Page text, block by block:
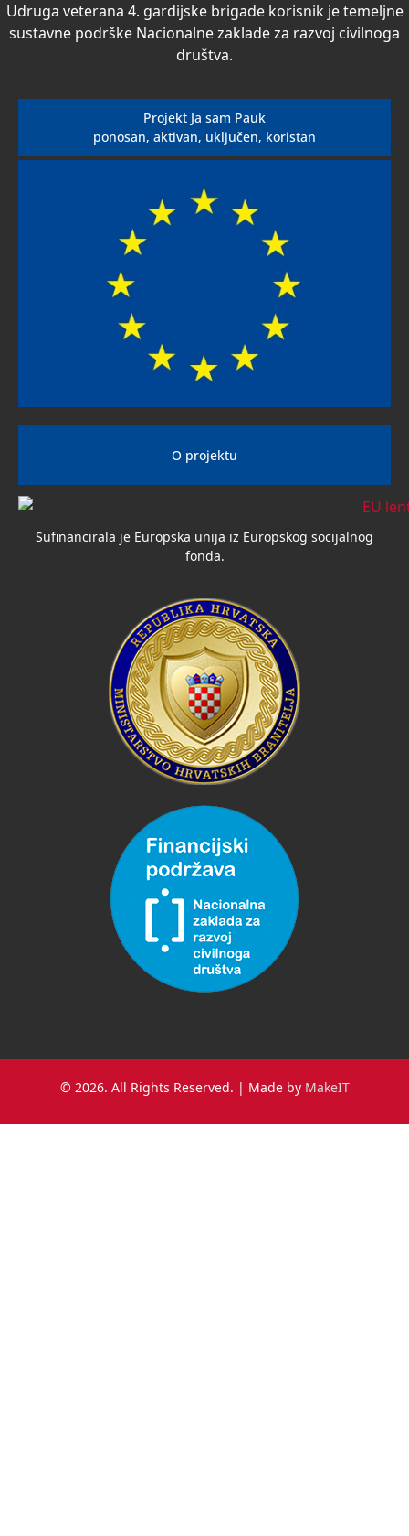
Udruga veterana 4. gardijske brigade korisnik je temeljne
sustavne podrške Nacionalne zaklade za razvoj civilnoga
društva.
Projekt Ja sam Pauk
ponosan, aktivan, uključen, koristan
O projektu
Sufinancirala je Europska unija iz Europskog socijalnog
fonda.
© 2026. All Rights Reserved. | Made by MakeIT